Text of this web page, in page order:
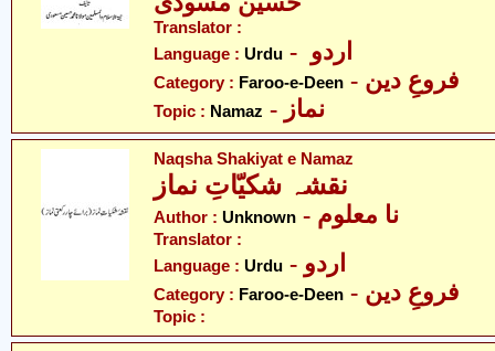
Translator :
Language : Urdu
Category : Faroo-e-Deen - فروعِ دین
Topic : Namaz
Naqsha Shakiyat e Namaz
نقشہ شکیّاتِ نماز
Author : Unknown - نا معلوم
Translator :
Language : Urdu - اردو
Category : Faroo-e-Deen - فروعِ دین
Topic :